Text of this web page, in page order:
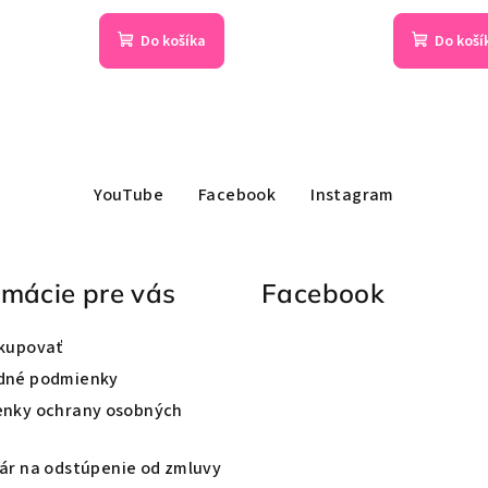
Do košíka Do
YouTube Facebook Instagram
pre vás
podmienky
ochrany osobných
na odstúpenie od zmluvy
Facebook